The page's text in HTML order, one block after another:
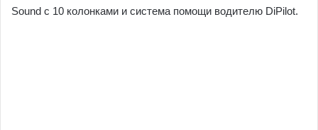
Sound с 10 колонками и система помощи водителю DiPilot.